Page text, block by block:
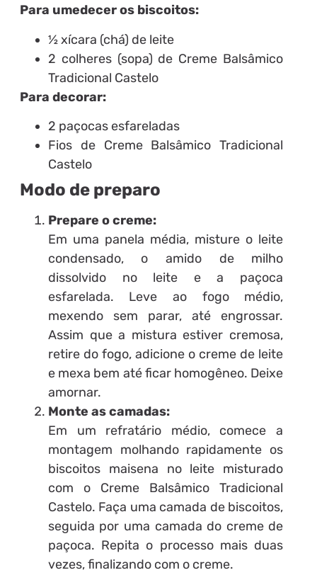
Para umedecer os biscoitos:
½ xícara (chá) de leite
2 colheres (sopa) de Creme Balsâmico
Tradicional Castelo
Para decorar:
2 paçocas esfareladas
Fios de Creme Balsâmico Tradicional
Castelo
Modo de preparo
Prepare o creme:
Em uma panela média, misture o leite
condensado, o amido de milho
dissolvido no leite e a paçoca
esfarelada. Leve ao fogo médio,
mexendo sem parar, até engrossar.
Assim que a mistura estiver cremosa,
retire do fogo, adicione o creme de leite
e mexa bem até ficar homogêneo. Deixe
amornar.
Monte as camadas:
Em um refratário médio, comece a
montagem molhando rapidamente os
biscoitos maisena no leite misturado
com o Creme Balsâmico Tradicional
Castelo. Faça uma camada de biscoitos,
seguida por uma camada do creme de
paçoca. Repita o processo mais duas
vezes, finalizando com o creme.